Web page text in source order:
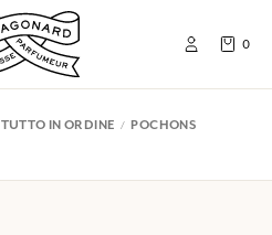
0
TUTTO IN ORDINE
POCHONS